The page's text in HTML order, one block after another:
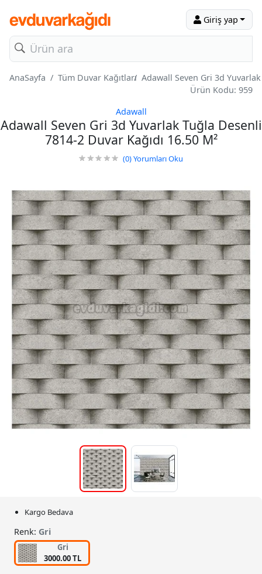
Giriş yap
AnaSayfa Tüm Duvar Kağıtları Adawall Seven Gri 3d
Ürün Kodu: 959
Adawall
Adawall Seven Gri 3d Yuvarlak Tuğla Desenli
7814-2 Duvar Kağıdı 16.50 M²
(0)Yorumları Oku
Kargo Bedava
Renk: Gri
Gri
3000.00 TL